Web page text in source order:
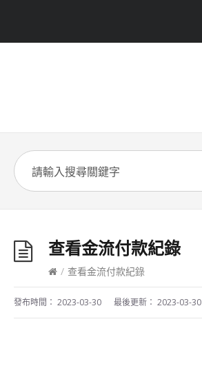
查看金流付款紀錄
/ 查看金流付款紀錄
發布時間： 2023-03-30 最後更新： 2023-03-30